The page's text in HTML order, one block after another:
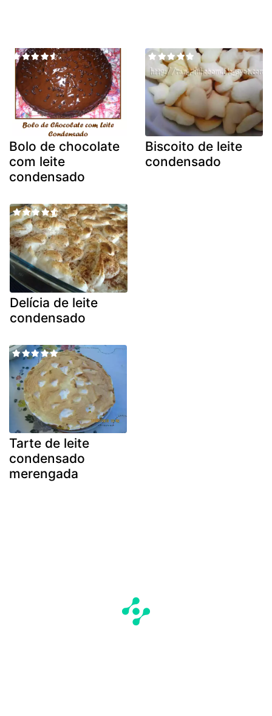
Bolo de chocolate
com leite
condensado
Biscoito de leite
condensado
Delícia de leite
condensado
Tarte de leite
condensado
merengada